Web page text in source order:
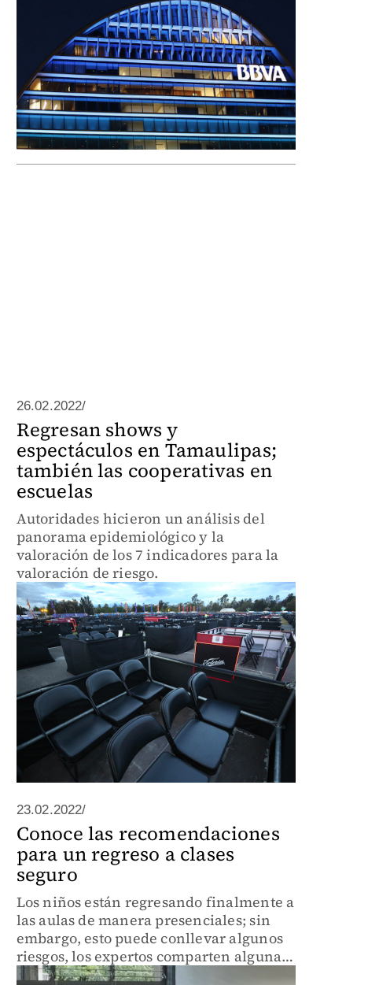
26.02.2022/
Regresan shows y
espectáculos en Tamaulipas;
también las cooperativas en
escuelas
Autoridades hicieron un análisis del
panorama epidemiológico y la
valoración de los 7 indicadores para la
valoración de riesgo.
23.02.2022/
Conoce las recomendaciones
para un regreso a clases
seguro
Los niños están regresando finalmente a
las aulas de manera presenciales; sin
embargo, esto puede conllevar algunos
riesgos, los expertos comparten algunas
recomendaciones para evitar riesgos.